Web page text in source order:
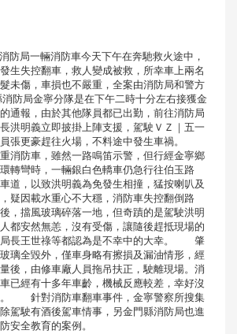
局一輛消防車今天下午在奔馳救火途中，
生失控翻車，救人變成被救，所幸車上兩名
未傷，車損也不嚴重，全案由消防局和警方
局金寧分隊是在下午二時十分左右接獲金
通報，由於其他隊員都已出勤，前往消防局
洪明義立即披掛上陣支援，駕駛ＶＺ｜五一
張更豪趕往火場，不料途中發生車禍。
消防車，雖然一路鳴笛示警，但行經金寧鄉
轉彎時，一輛銀白色轎車仍急行往伯玉路
道，以致洪明義為免發生相撞，猛按喇叭及
疑因載水重心不大穩，消防車失控翻倒路
擋風玻璃碎落一地，但奇蹟的是駕駛洪明
都安然無恙，沒有受傷，讓隨後趕抵現場的
局長王世祿等都認為是不幸中的大幸。 肇
璃全毀外，僅車身略有擦損及漏油情形，經
後，由修車廠人員拖吊扶正，駛離現場。消
已經有十多年車齡，機械反應較差，幸好沒
。 針對消防車翻車事件，金寧警察所搜集
駕駛有酒後駕車情事，另金門縣消防局也進
安全教育的案例。